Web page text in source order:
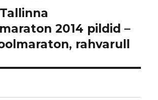
2014 pildid –
rahvarull